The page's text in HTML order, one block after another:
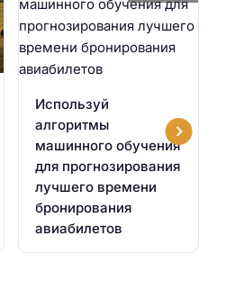
Используй
алгоритмы
машинного обучения
для прогнозирования
лучшего времени
бронирования
авиабилетов